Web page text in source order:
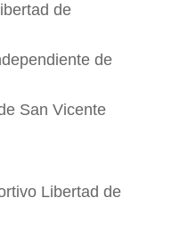
de
de
San Vicente
Libertad de